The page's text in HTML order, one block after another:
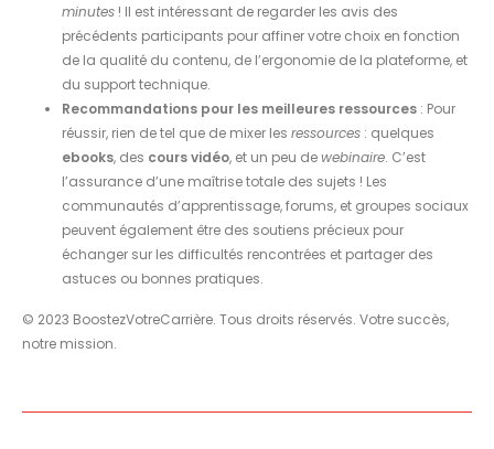
minutes ! Il est intéressant de regarder les avis des
précédents participants pour affiner votre choix en fonction
de la qualité du contenu, de l’ergonomie de la plateforme, et
du support technique.
Recommandations pour les meilleures ressources : Pour
réussir, rien de tel que de mixer les ressources : quelques
ebooks, des cours vidéo, et un peu dewebinaire. C’est
l’assurance d’une maîtrise totale des sujets ! Les
communautés d’apprentissage, forums, et groupes sociaux
peuvent également être des soutiens précieux pour
échanger sur les difficultés rencontrées et partager des
astuces ou bonnes pratiques.
© 2023 BoostezVotreCarrière. Tous droits réservés. Votre succès,
notre mission.